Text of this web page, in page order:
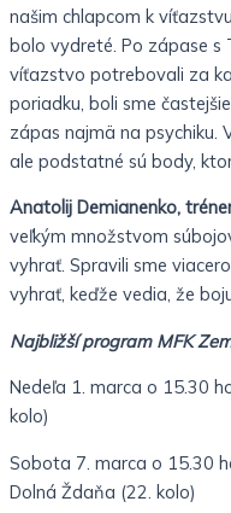
našim chlapcom k
bolo vydreté. Po zápase s
víťazstvo potrebovali za
poriadku, boli sme
zápas najmä na psychiku.
ale podstatné sú body,
Anatolij Demianenko,
veľkým množstvom
vyhrať. Spravili sme
vyhrať, keďže vedia, že
Najbližší program MFK
Nedeľa 1. marca o 15.30
kolo)
Sobota 7. marca o 15.30
Dolná Ždaňa (22. kolo)